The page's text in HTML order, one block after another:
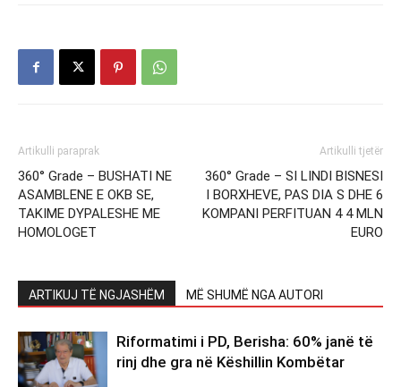
Artikulli paraprak
360° Grade – BUSHATI NE
ASAMBLENE E OKB SE,
TAKIME DYPALESHE ME
HOMOLOGET
Artikulli tjetër
360° Grade – SI LINDI BISNESI
I BORXHEVE, PAS DIA S DHE 6
KOMPANI PERFITUAN 4 4 MLN
EURO
ARTIKUJ TË NGJASHËM MË SHUMË NGA AUTORI
Riformatimi i PD, Berisha: 60% janë të
rinj dhe gra në Këshillin Kombëtar